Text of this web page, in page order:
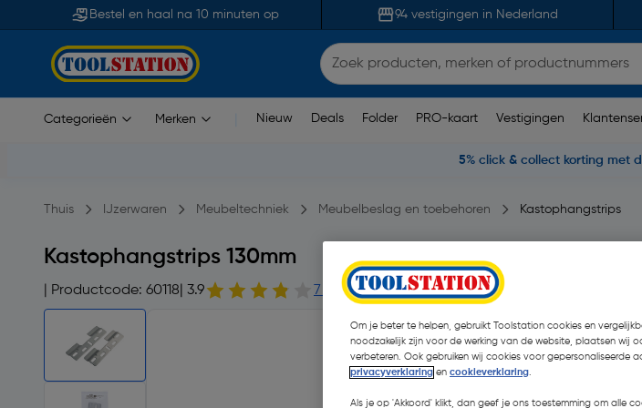
Bestel en haal na 10 minuten op 94 vestigingen in Nederland
Categorieën Merken Nieuw Deals Folder PRO-kaart Vestigingen
5% click & collect korting met
Thuis IJzerwaren Meubeltechniek Meubelbeslag en toebehoren Kastophangstrips
Kastophangstrips 130mm
| Productcode: 60118 | 3.9 7 opmerking(en) | 2 Stuks
Om je beter te helpen, gebruikt Toolstation cookies en
noodzakelijk zijn voor de werking van de website, plaatsen wij
verbeteren. Ook gebruiken wij cookies voor gepersonaliseerde
privacyverklaring en cookieverklaring.
Als je op 'Akkoord' klikt, dan geef je ons toestemming om alle